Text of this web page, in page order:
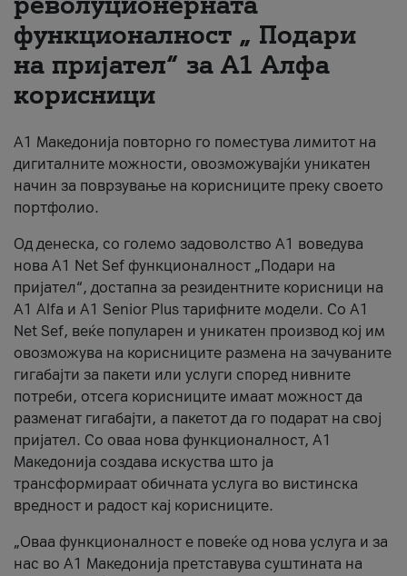
За нас
#ПодобарОнлајн
функционалност „ Подари
на пријател“ за А1 Алфа
корисници
А1 Македонија повторно го поместува лимитот на
дигиталните можности, овозможувајќи уникатен
начин за поврзување на корисниците преку своето
портфолио.
Од денеска, со големо задоволство А1 воведува
нова A1 Net Sef функционалност „Подари на
пријател“, достапна за резидентните корисници на
А1 Alfa и A1 Senior Plus тарифните модели. Со A1
Net Sef, веќе популарен и уникатен производ кој им
овозможува на корисниците размена на зачуваните
гигабајти за пакети или услуги според нивните
потреби, отсега корисниците имаат можност да
разменат гигабајти, а пакетот да го подарат на свој
пријател. Со оваа нова функционалност, А1
Македонија создава искуства што ја
трансформираат обичната услуга во вистинска
вредност и радост кај корисниците.
„Оваа функционалност е повеќе од нова услуга и за
нас во А1 Македонија претставува суштината на